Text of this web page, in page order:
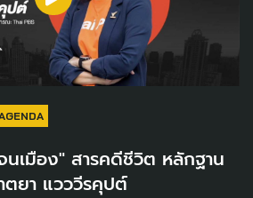
เมือง" สารคดีชีวิต หลักฐาน
ตยา แวววีรคุปต์